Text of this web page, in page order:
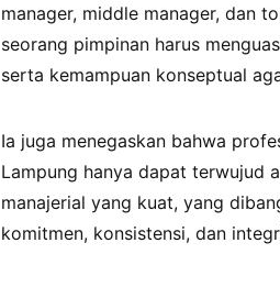
manager, middle manager, dan
seorang pimpinan harus
serta kemampuan konseptual
Ia juga menegaskan bahwa
Lampung hanya dapat terwujud
manajerial yang kuat, yang
komitmen, konsistensi, dan